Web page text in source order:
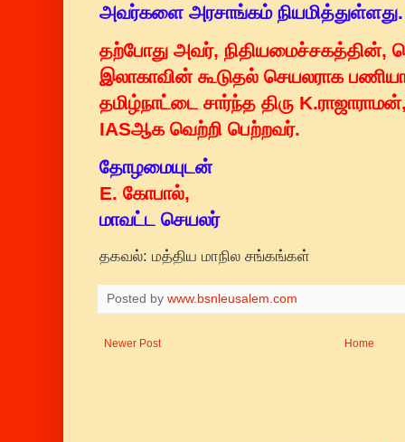
அவர்களை அரசாங்கம்
தற்போது அவர், நிதியமைச்சகத்தின்,
இலாகாவின் கூடுதல் செயலராக
தமிழ்நாட்டை சார்ந்த திரு
IASஆக வெற்றி பெற்றவர்.
தோழமையுடன்
E. கோபால்,
மாவட்ட செயலர்
தகவல்: மத்திய மாநில சங்கங்கள்
Posted by www.bsnleusalem.com
Newer Post Home